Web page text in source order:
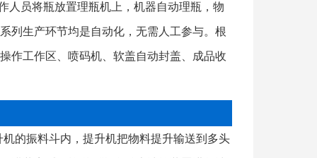
人员将瓶放置理瓶机上，机器自动理瓶，物
列生产环节均是自动化，无需人工参与。根
作工作区、喷码机、软盖自动封盖、成品收
的振料斗内，提升机把物料提升输送到多头